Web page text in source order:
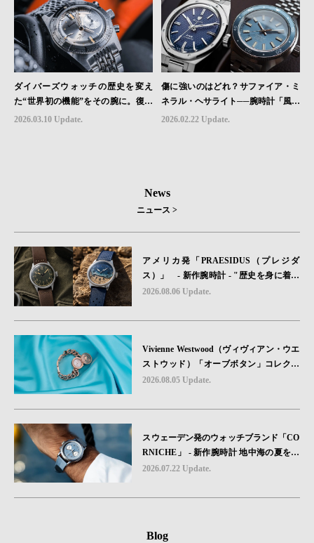
ダイバーズウォッチの歴史を変え
た“世界初の機能”をその腕に。復活
を遂げたAquastarの革新｜HMS Bra
2026.03.10 Update.
傷に強いのはどれ？サファイア・ミ
ネラル・ヘサライト──腕時計「風防
素材」の本当の違い
2026.02.22 Update.
News
ニュース >
アメリカ発「PRAESIDUS（プレジダ
ス）」 - 新作腕時計 - "歴史を身に着け
る“ -戦場を駆け抜けたWillys MBのボンネ
砂を文字盤に閉じ込めた「A-11」コレク
2026.08.06 Update.
Vivienne Westwood（ヴィヴィアン・ウエ
ストウッド）「オーブボタン」コレクシ
ョンに、⽇本限定カラーのローズゴール
2026.08.05 Update.
スウェーデン発のウォッチブランド「CO
RNICHE」 - 新作腕時計 地中海の夏を映
す、爽やかなブルーダイヤル「Heritage C
2026.07.22 Update.
Blog